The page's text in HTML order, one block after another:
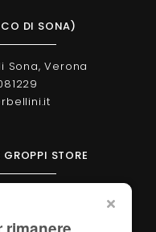
DI SONA)
Sona, Verona
STORE